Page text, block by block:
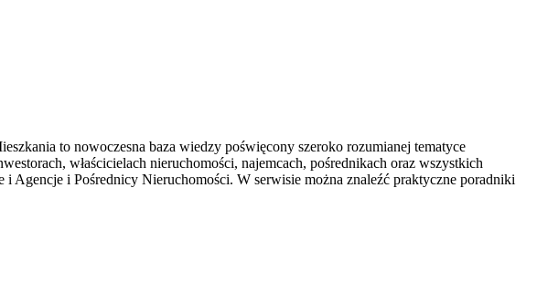
to nowoczesna baza wiedzy poświęcony szeroko rozumianej tematyce
właścicielach nieruchomości, najemcach, pośrednikach oraz wszystkich
i Pośrednicy Nieruchomości. W serwisie można znaleźć praktyczne poradniki